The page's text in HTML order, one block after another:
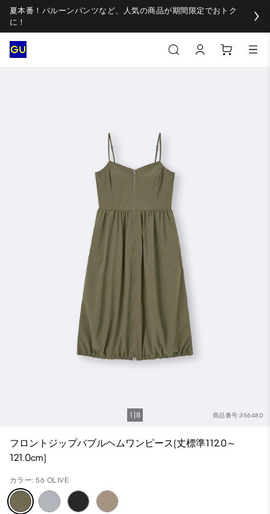
夏本番！バルーンパンツなど、人気の商品が期間限定でおトク
に！
商品番号:356480
1 8
フロントジップバブルヘムワンピース(丈標準112.0～
121.0cm)
カラー: 56 OLIVE